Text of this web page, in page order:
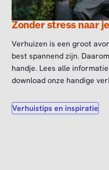
Zonder stress naar
Verhuizen is een groot
best spannend zijn.
handje. Lees alle
download onze handige
Verhuistips en inspiratie